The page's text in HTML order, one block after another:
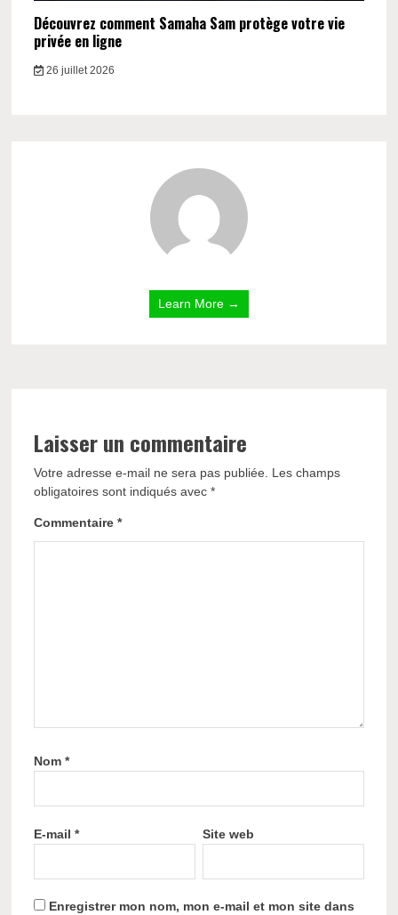
Découvrez comment Samaha Sam protège votre vie
privée en ligne
26 juillet 2026
Learn More →
Laisser un commentaire
Votre adresse e-mail ne sera pas publiée.
Les champs
obligatoires sont indiqués avec*
Commentaire*
Nom*
E-mail* Site web
Enregistrer mon nom, mon e-mail et mon site dans